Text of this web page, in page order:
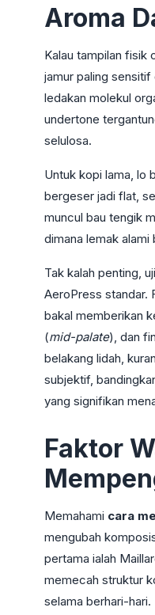
Aroma
Kalau tampilan fisik
jamur paling
ledakan molekul
undertone
selulosa.
Untuk kopi lama, lo
bergeser jadi flat,
muncul bau tengik
dimana lemak
Tak kalah penting,
AeroPress standar.
bakal memberikan
(mid-palate), dan
belakang lidah,
subjektif,
yang signifikan
Faktor
Memahami cara
mengubah
pertama ialah
memecah struktur
selama berhari-hari.